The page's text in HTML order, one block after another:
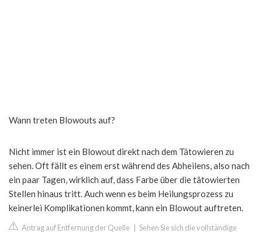
Wann treten Blowouts auf?
Nicht immer ist ein Blowout direkt nach dem Tätowieren zu
sehen. Oft fällt es einem erst während des Abheilens, also nach
ein paar Tagen, wirklich auf, dass Farbe über die tätowierten
Stellen hinaus tritt. Auch wenn es beim Heilungsprozess zu
keinerlei Komplikationen kommt, kann ein Blowout auftreten.
Antrag auf Entfernung der Quelle Sehen Sie sich die vollständige